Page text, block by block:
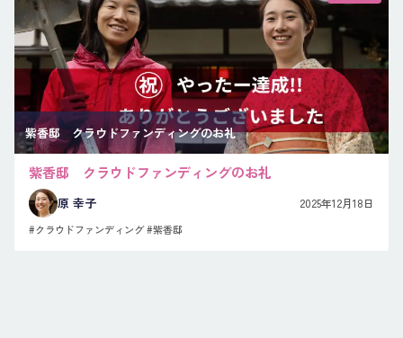
紫香邸 クラウドファンディングのお礼
紫香邸 クラウドファンディングのお礼
原 幸子 2025年12月18日
#クラウドファンディング#紫香邸